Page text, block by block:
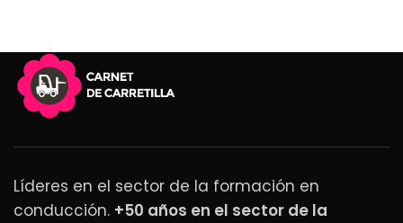
Líderes en el sector de la formación en
conducción. +50 años en el sector de la